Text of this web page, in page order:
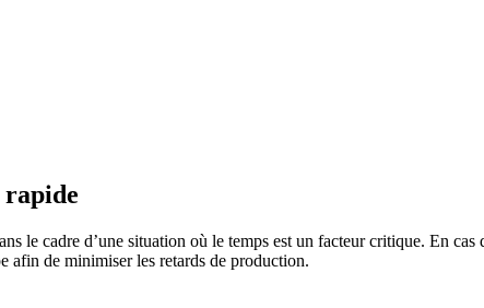
rapide
le cadre d’une situation où le temps est un facteur critique. En cas
afin de minimiser les retards de production.